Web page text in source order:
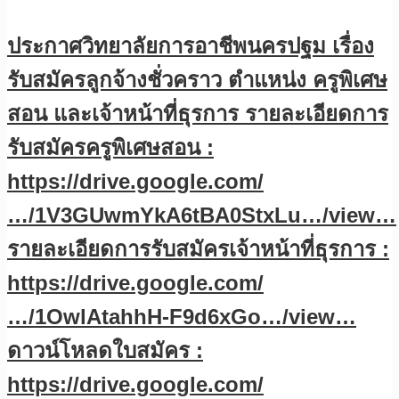
ประกาศวิทยาลัยการอาชีพนครปฐม เรื่อง
รับสมัครลูกจ้างชั่วคราว ตำแหน่ง ครูพิเศษ
สอน และเจ้าหน้าที่ธุรการ รายละเอียดการ
รับสมัครครูพิเศษสอน :
https://drive.google.com/
…/1V3GUwmYkA6tBA0StxLu…/view…
รายละเอียดการรับสมัครเจ้าหน้าที่ธุรการ :
https://drive.google.com/
…/1OwlAtahhH-F9d6xGo…/view…
ดาวน์โหลดใบสมัคร :
https://drive.google.com/